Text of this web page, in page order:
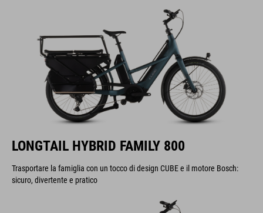
LONGTAIL HYBRID FAMILY 800
Trasportare la famiglia con un tocco di design CUBE e il motore Bosch:
sicuro, divertente e pratico